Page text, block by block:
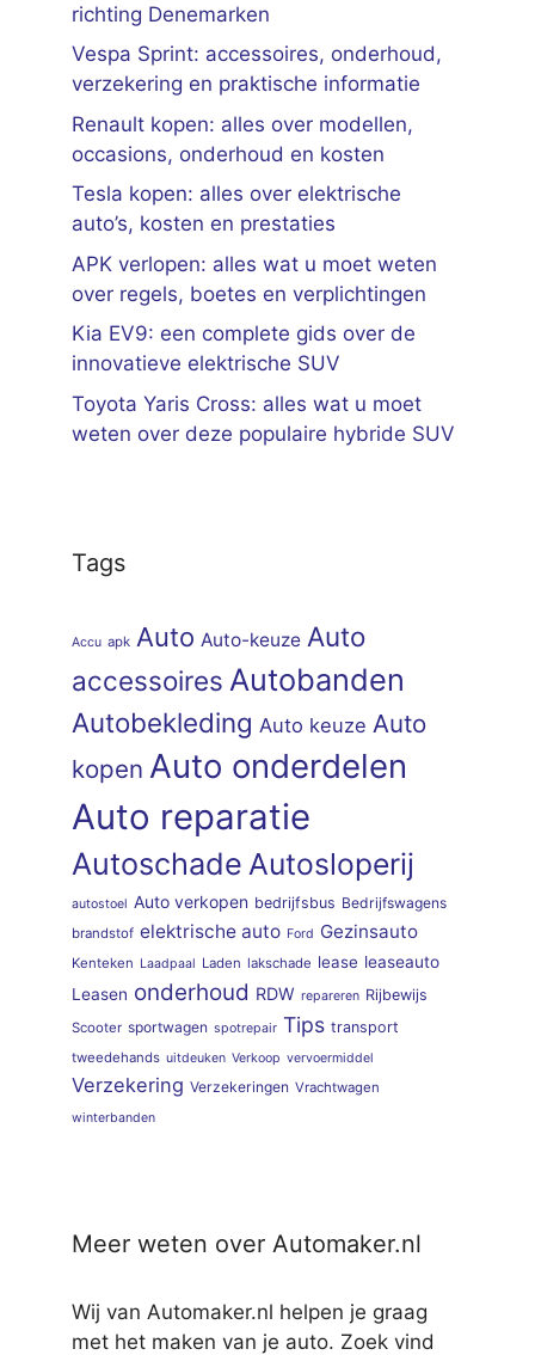
richting Denemarken
Vespa Sprint: accessoires, onderhoud,
verzekering en praktische informatie
Renault kopen: alles over modellen,
occasions, onderhoud en kosten
Tesla kopen: alles over elektrische
auto’s, kosten en prestaties
APK verlopen: alles wat u moet weten
over regels, boetes en verplichtingen
Kia EV9: een complete gids over de
innovatieve elektrische SUV
Toyota Yaris Cross: alles wat u moet
weten over deze populaire hybride SUV
Tags
Accu apk Auto Auto-keuze Auto
accessoires Autobanden
Autobekleding Auto keuze Auto
kopen Auto onderdelen
Auto reparatie
Autoschade Autosloperij
autostoel Auto verkopen bedrijfsbus Bedrijfswagens
brandstof elektrische auto Ford Gezinsauto
Kenteken Laadpaal Laden lakschade lease leaseauto
Leasen onderhoud RDW repareren Rijbewijs
Scooter sportwagen spotrepair Tips transport
tweedehands uitdeuken Verkoop vervoermiddel
Verzekering Verzekeringen Vrachtwagen
winterbanden
Meer weten over Automaker.nl
Wij van Automaker.nl helpen je graag
met het maken van je auto. Zoek vind